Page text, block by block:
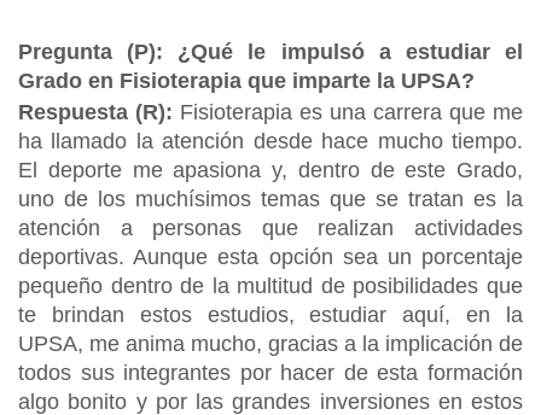
Pregunta (P): ¿Qué le impulsó a estudiar el
Grado en Fisioterapia que imparte la UPSA?
Respuesta (R): Fisioterapia es una carrera que me
ha llamado la atención desde hace mucho tiempo.
El deporte me apasiona y, dentro de este Grado,
uno de los muchísimos temas que se tratan es la
atención a personas que realizan actividades
deportivas. Aunque esta opción sea un porcentaje
pequeño dentro de la multitud de posibilidades que
te brindan estos estudios, estudiar aquí, en la
UPSA, me anima mucho, gracias a la implicación de
todos sus integrantes por hacer de esta formación
algo bonito y por las grandes inversiones en estos